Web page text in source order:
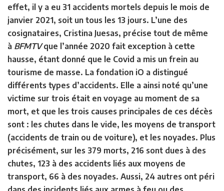
effet, il y a eu 31 accidents mortels depuis le mois de
janvier 2021, soit un tous les 13 jours. L’une des
cosignataires, Cristina Juesas, précise tout de même
à BFMTVque l’année 2020 fait exception à cette
hausse, étant donné que le Covid a mis un frein au
tourisme de masse. La fondation iO a distingué
différents types d’accidents. Elle a ainsi noté qu’une
victime sur trois était en voyage au moment de sa
mort, et que les trois causes principales de ces décès
sont : les chutes dans le vide, les moyens de transport
(accidents de train ou de voiture), et les noyades. Plus
précisément, sur les 379 morts, 216 sont dues à des
chutes, 123 à des accidents liés aux moyens de
transport, 66 à des noyades. Aussi, 24 autres ont péri